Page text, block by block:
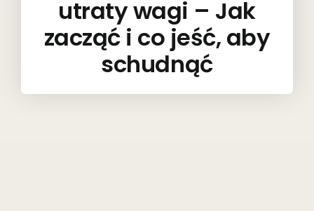
utraty wagi – Jak
zacząć i co jeść, aby
schudnąć